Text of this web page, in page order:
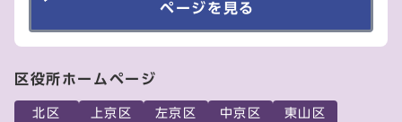
ページを見る
区役所ホームページ
北区 上京区 左京区 中京区
東山区